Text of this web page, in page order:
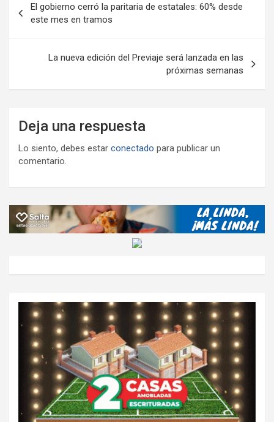
tir
de
entradas
El gobierno cerró la paritaria de estatales: 60% desde
este mes en tramos
La nueva edición del Previaje será lanzada en las
próximas semanas
Deja una respuesta
Lo siento, debes estar conectado para publicar un
comentario.